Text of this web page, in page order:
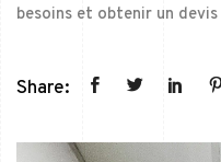
besoins et obtenir un
Share: